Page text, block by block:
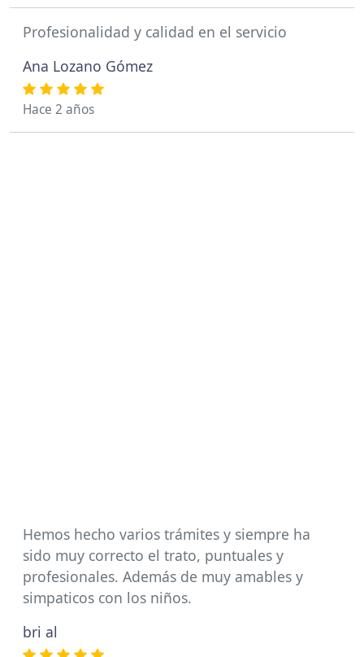
Profesionalidad y calidad en el servicio
Ana Lozano Gómez
Hace 2 años
Hemos hecho varios trámites y siempre ha
sido muy correcto el trato, puntuales y
profesionales. Además de muy amables y
simpaticos con los niños.
bri al